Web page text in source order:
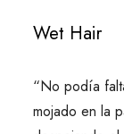
Wet Hair
“No podía
mojado en la